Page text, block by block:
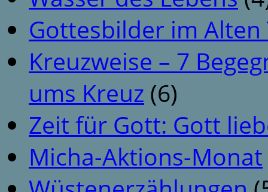
Gottesbilder im
Kreuzweise – 7
ums Kreuz (6)
Zeit für Gott: Gott
Micha-Aktions-Monat